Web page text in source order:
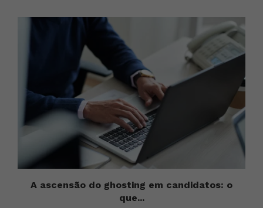
A ascensão do ghosting em candidatos: o
que...